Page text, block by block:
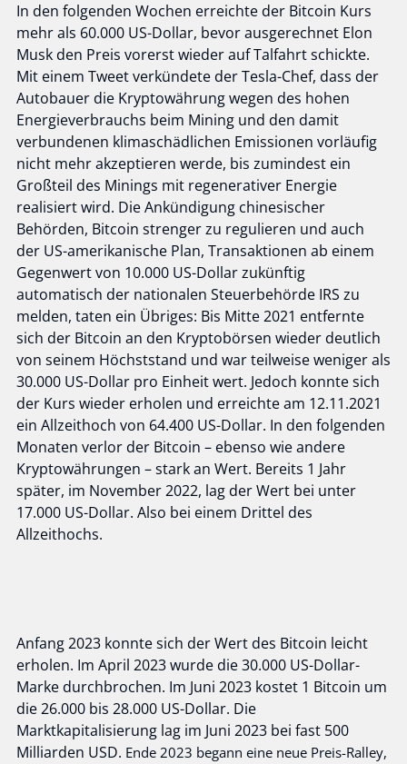
In den folgenden Wochen erreichte der Bitcoin Kurs
mehr als 60.000 US-Dollar, bevor ausgerechnet Elon
Musk den Preis vorerst wieder auf Talfahrt schickte.
Mit einem Tweet verkündete der Tesla-Chef, dass der
Autobauer die Kryptowährung wegen des hohen
Energieverbrauchs beim Mining und den damit
verbundenen klimaschädlichen Emissionen vorläufig
nicht mehr akzeptieren werde, bis zumindest ein
Großteil des Minings mit regenerativer Energie
realisiert wird. Die Ankündigung chinesischer
Behörden, Bitcoin strenger zu regulieren und auch
der US-amerikanische Plan, Transaktionen ab einem
Gegenwert von 10.000 US-Dollar zukünftig
automatisch der nationalen Steuerbehörde IRS zu
melden, taten ein Übriges: Bis Mitte 2021 entfernte
sich der Bitcoin an den Kryptobörsen wieder deutlich
von seinem Höchststand und war teilweise weniger als
30.000 US-Dollar pro Einheit wert. Jedoch konnte sich
der Kurs wieder erholen und erreichte am 12.11.2021
ein Allzeithoch von 64.400 US-Dollar. In den folgenden
Monaten verlor der Bitcoin – ebenso wie andere
Kryptowährungen – stark an Wert. Bereits 1 Jahr
später, im November 2022, lag der Wert bei unter
17.000 US-Dollar. Also bei einem Drittel des
Allzeithochs.
Anfang 2023 konnte sich der Wert des Bitcoin leicht
erholen. Im April 2023 wurde die 30.000 US-Dollar-
Marke durchbrochen. Im Juni 2023 kostet 1 Bitcoin um
die 26.000 bis 28.000 US-Dollar. Die
Marktkapitalisierung lag im Juni 2023 bei fast 500
Milliarden USD. Ende 2023 begann eine neue Preis-Ralley,